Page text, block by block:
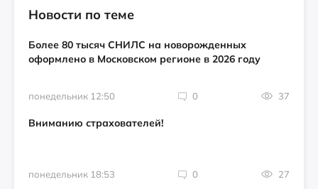
Новости по теме
Более 80 тысяч СНИЛС на новорожденных
оформлено в Московском регионе в 2026 году
понедельник 12:50 0 37
Вниманию страхователей!
понедельник 18:53 0 27